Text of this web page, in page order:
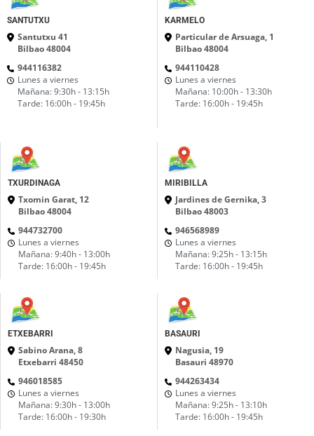
SANTUTXU
Santutxu 41
Bilbao 48004
944116382
Lunes a viernes
Mañana: 9:30h - 13:15h
Tarde: 16:00h - 19:45h
KARMELO
Particular de Arsuaga, 1
Bilbao 48004
944110428
Lunes a viernes
Mañana: 10:00h - 13:30h
Tarde: 16:00h - 19:45h
TXURDINAGA
Txomin Garat, 12
Bilbao 48004
944732700
Lunes a viernes
Mañana: 9:40h - 13:00h
Tarde: 16:00h - 19:45h
MIRIBILLA
Jardines de Gernika, 3
Bilbao 48003
946568989
Lunes a viernes
Mañana: 9:25h - 13:15h
Tarde: 16:00h - 19:45h
ETXEBARRI
Sabino Arana, 8
Etxebarri 48450
946018585
Lunes a viernes
Mañana: 9:30h - 13:00h
Tarde: 16:00h - 19:30h
BASAURI
Nagusia, 19
Basauri 48970
944263434
Lunes a viernes
Mañana: 9:25h - 13:10h
Tarde: 16:00h - 19:45h